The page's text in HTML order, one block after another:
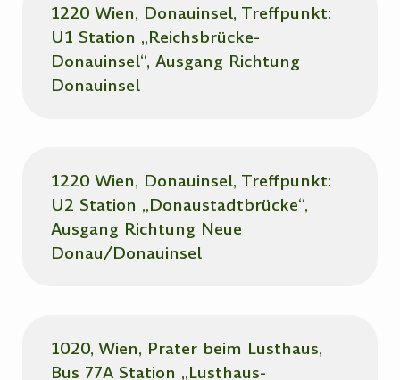
1220 Wien, Donauinsel, Treffpunkt:
U1 Station „Reichsbrücke-
Donauinsel“, Ausgang Richtung
Donauinsel
1220 Wien, Donauinsel, Treffpunkt:
U2 Station „Donaustadtbrücke“,
Ausgang Richtung Neue
Donau/Donauinsel
1020, Wien, Prater beim Lusthaus,
Bus 77A Station „Lusthaus-